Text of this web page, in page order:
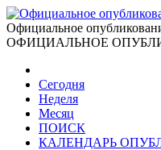
Официальное
ОФИЦИАЛЬНОЕ
Сегодня
Неделя
Месяц
ПОИСК
КАЛЕНДАРЬ